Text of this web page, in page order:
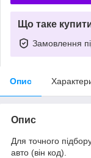
Що таке
Замовлення
Опис
Опис
Для точного
авто (він код).